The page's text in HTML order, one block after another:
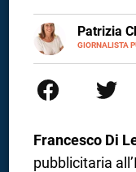
Patrizia
GIORNALISTA
E-
MAIL
LINKEDIN
Francesco Di
pubblicitaria